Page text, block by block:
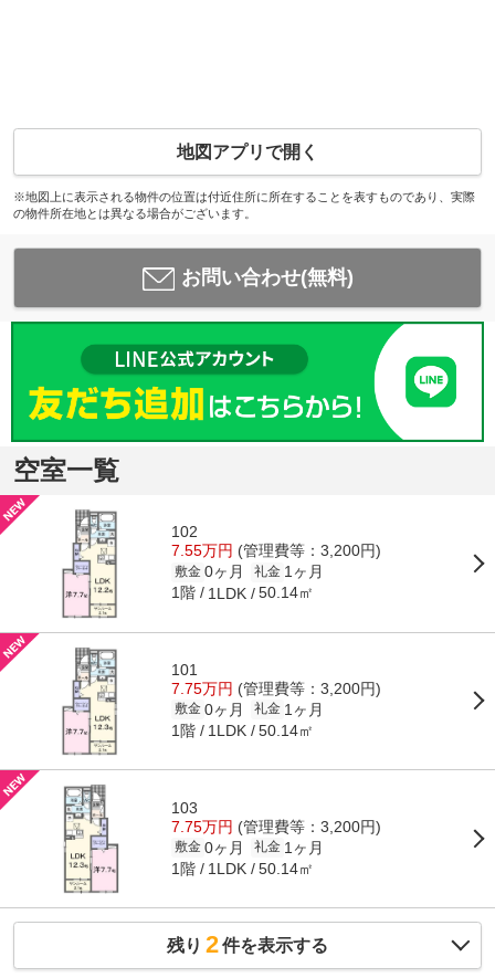
地図アプリで開く
※地図上に表示される物件の位置は付近住所に所在することを表すものであり、実際
の物件所在地とは異なる場合がございます。
お問い合わせ(無料)
空室一覧
102
7.55万円 (管理費等：3,200円)
敷金 0ヶ月 礼金 1ヶ月
1階 1LDK 50.14㎡
101
7.75万円 (管理費等：3,200円)
敷金 0ヶ月 礼金 1ヶ月
1階 1LDK 50.14㎡
103
7.75万円 (管理費等：3,200円)
敷金 0ヶ月 礼金 1ヶ月
1階 1LDK 50.14㎡
残り 2件を表示する